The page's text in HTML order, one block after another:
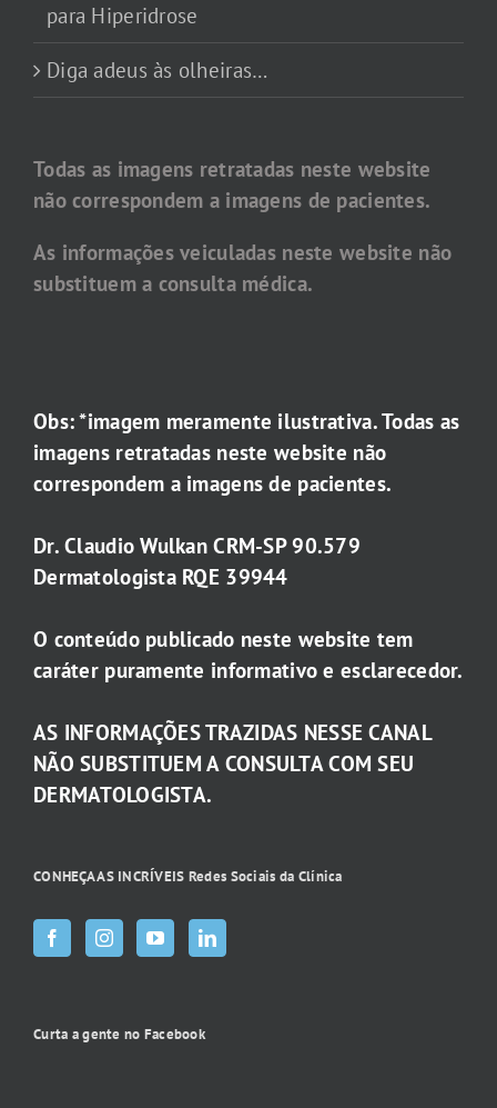
para Hiperidrose
Diga adeus às olheiras…
Todas as imagens retratadas neste website
não correspondem a imagens de pacientes.
As informações veiculadas neste website não
substituem a consulta médica.
Obs: *imagem meramente ilustrativa. Todas as
imagens retratadas neste website não
correspondem a imagens de pacientes.
Dr. Claudio Wulkan CRM-SP 90.579
Dermatologista RQE 39944
O conteúdo publicado neste website tem
caráter puramente informativo e esclarecedor.
AS INFORMAÇÕES TRAZIDAS NESSE CANAL
NÃO SUBSTITUEM A CONSULTA COM SEU
DERMATOLOGISTA.
CONHEÇA AS INCRÍVEIS Redes Sociais da Clínica
Curta a gente no Facebook